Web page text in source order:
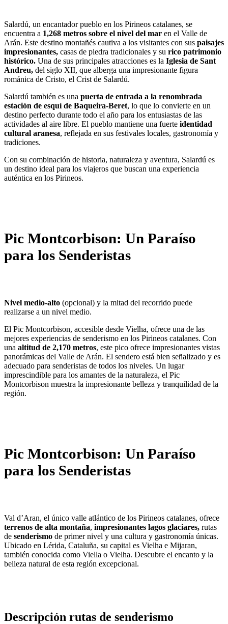
Salardú, un encantador pueblo en los Pirineos catalanes, se
encuentra a 1,268 metros sobre el nivel del mar en el Valle de
Arán. Este destino montañés cautiva a los visitantes con sus paisajes
impresionantes, casas de piedra tradicionales y su rico patrimonio
histórico. Una de sus principales atracciones es la Iglesia de Sant
Andreu, del siglo XII, que alberga una impresionante figura
románica de Cristo, el Crist de Salardú.
Salardú también es una puerta de entrada a la renombrada
estación de esquí de Baqueira-Beret, lo que lo convierte en un
destino perfecto durante todo el año para los entusiastas de las
actividades al aire libre. El pueblo mantiene una fuerte identidad
cultural aranesa, reflejada en sus festivales locales, gastronomía y
tradiciones.
Con su combinación de historia, naturaleza y aventura, Salardú es
un destino ideal para los viajeros que buscan una experiencia
auténtica en los Pirineos.
Pic Montcorbison: Un Paraíso
para los Senderistas
Nivel medio-alto (opcional) y la mitad del recorrido puede
realizarse a un nivel medio.
El Pic Montcorbison, accesible desde Vielha, ofrece una de las
mejores experiencias de senderismo en los Pirineos catalanes. Con
una altitud de 2,170 metros, este pico ofrece impresionantes vistas
panorámicas del Valle de Arán. El sendero está bien señalizado y es
adecuado para senderistas de todos los niveles. Un lugar
imprescindible para los amantes de la naturaleza, el Pic
Montcorbison muestra la impresionante belleza y tranquilidad de la
región.
Pic Montcorbison: Un Paraíso
para los Senderistas
Val d’Aran, el único valle atlántico de los Pirineos catalanes, ofrece
terrenos de alta montaña, impresionantes lagos glaciares, rutas
de senderismo de primer nivel y una cultura y gastronomía únicas.
Ubicado en Lérida, Cataluña, su capital es Vielha e Mijaran,
también conocida como Viella o Vielha. Descubre el encanto y la
belleza natural de esta región excepcional.
Descripción rutas de senderismo